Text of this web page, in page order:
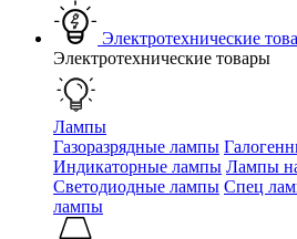
Электротехнические
Электротехнические товары
Лампы
Газоразрядные лампы
Индикаторные лампы Лампы
Светодиодные лампы Спец
лампы